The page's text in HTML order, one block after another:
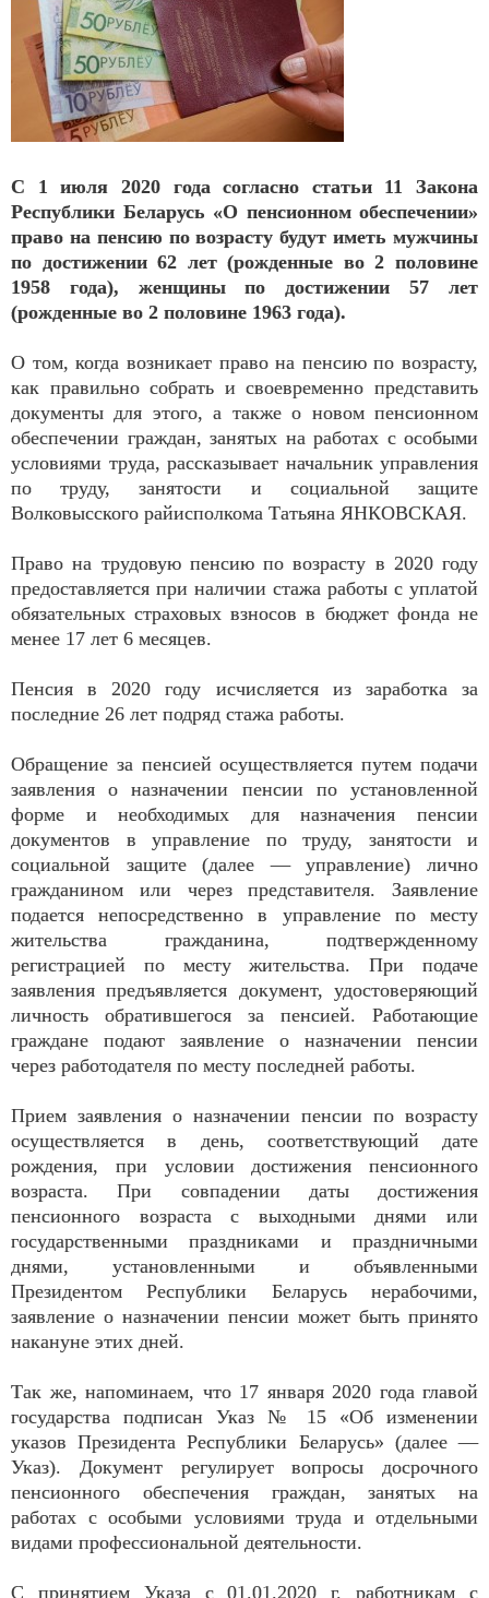
С 1 июля 2020 года согласно статьи 11 Закона
Республики Беларусь «О пенсионном обеспечении»
право на пенсию по возрасту будут иметь мужчины
по достижении 62 лет (рожденные во 2 половине
1958 года), женщины по достижении 57 лет
(рожденные во 2 половине 1963 года).
О том, когда возникает право на пенсию по возрасту,
как правильно собрать и своевременно представить
документы для этого, а также о новом пенсионном
обеспечении граждан, занятых на работах с особыми
условиями труда, рассказывает начальник управления
по труду, занятости и социальной защите
Волковысского райисполкома Татьяна ЯНКОВСКАЯ.
Право на трудовую пенсию по возрасту в 2020 году
предоставляется при наличии стажа работы с уплатой
обязательных страховых взносов в бюджет фонда не
менее 17 лет 6 месяцев.
Пенсия в 2020 году исчисляется из заработка за
последние 26 лет подряд стажа работы.
Обращение за пенсией осуществляется путем подачи
заявления о назначении пенсии по установленной
форме и необходимых для назначения пенсии
документов в управление по труду, занятости и
социальной защите (далее — управление) лично
гражданином или через представителя. Заявление
подается непосредственно в управление по месту
жительства гражданина, подтвержденному
регистрацией по месту жительства. При подаче
заявления предъявляется документ, удостоверяющий
личность обратившегося за пенсией. Работающие
граждане подают заявление о назначении пенсии
через работодателя по месту последней работы.
Прием заявления о назначении пенсии по возрасту
осуществляется в день, соответствующий дате
рождения, при условии достижения пенсионного
возраста. При совпадении даты достижения
пенсионного возраста с выходными днями или
государственными праздниками и праздничными
днями, установленными и объявленными
Президентом Республики Беларусь нерабочими,
заявление о назначении пенсии может быть принято
накануне этих дней.
Так же, напоминаем, что 17 января 2020 года главой
государства подписан Указ № 15 «Об изменении
указов Президента Республики Беларусь» (далее —
Указ). Документ регулирует вопросы досрочного
пенсионного обеспечения граждан, занятых на
работах с особыми условиями труда и отдельными
видами профессиональной деятельности.
С принятием Указа с 01.01.2020 г. работникам с